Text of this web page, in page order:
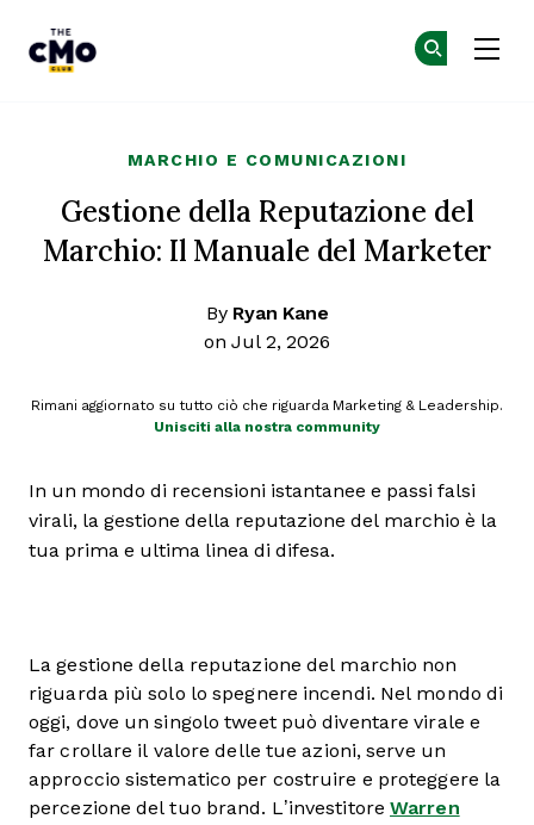
MARCHIO E COMUNICAZIONI
Gestione della Reputazione del
Marchio: Il Manuale del Marketer
By Ryan Kane
on Jul 2, 2026
Rimani aggiornato su tutto ciò che riguarda Marketing & Leadership.
Unisciti alla nostra community
In un mondo di recensioni istantanee e passi falsi
virali, la gestione della reputazione del marchio è la
tua prima e ultima linea di difesa.
La gestione della reputazione del marchio non
riguarda più solo lo spegnere incendi. Nel mondo di
oggi, dove un singolo tweet può diventare virale e
far crollare il valore delle tue azioni, serve un
approccio sistematico per costruire e proteggere la
percezione del tuo brand. L’investitoreWarren